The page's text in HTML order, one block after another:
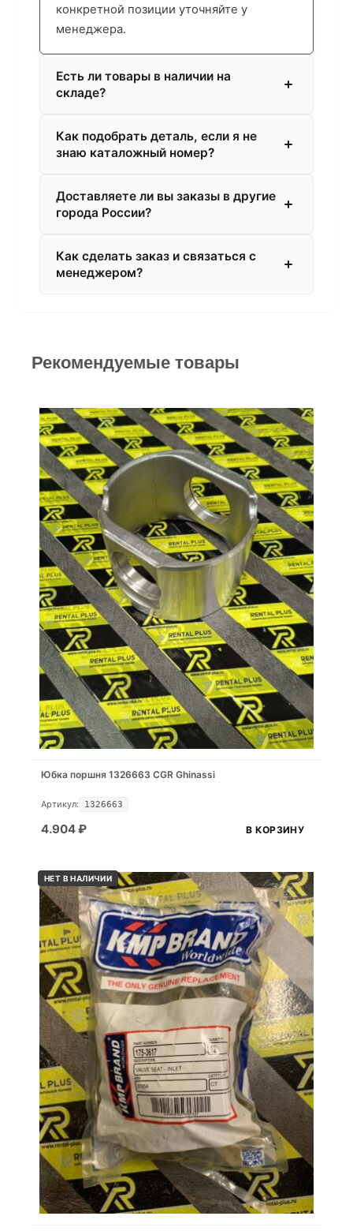
конкретной позиции уточняйте у
менеджера.
Есть ли товары в наличии на
складе?
Как подобрать деталь, если я не
знаю каталожный номер?
Доставляете ли вы заказы в другие
города России?
Как сделать заказ и связаться с
менеджером?
Рекомендуемые товары
Юбка поршня 1326663 CGR Ghinassi
Артикул: 1326663
4.904₽ В КОРЗИНУ
НЕТ В НАЛИЧИИ